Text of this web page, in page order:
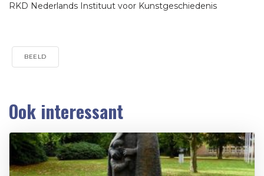
RKD Nederlands Instituut voor Kunstgeschiedenis
BEELD
Ook interessant